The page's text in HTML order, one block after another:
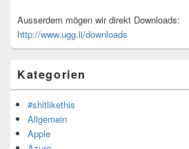
Ausserdem mögen wir direkt Downloads:
http://www.ugg.li/downloads
Kategorien
#shitlikethis
Allgemein
Apple